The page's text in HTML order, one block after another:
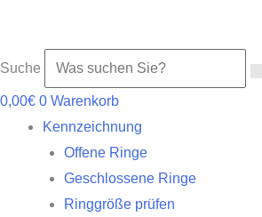
Suche
0,00€ 0 Warenkorb
Kennzeichnung
Offene Ringe
Geschlossene Ringe
Ringgröße prüfen